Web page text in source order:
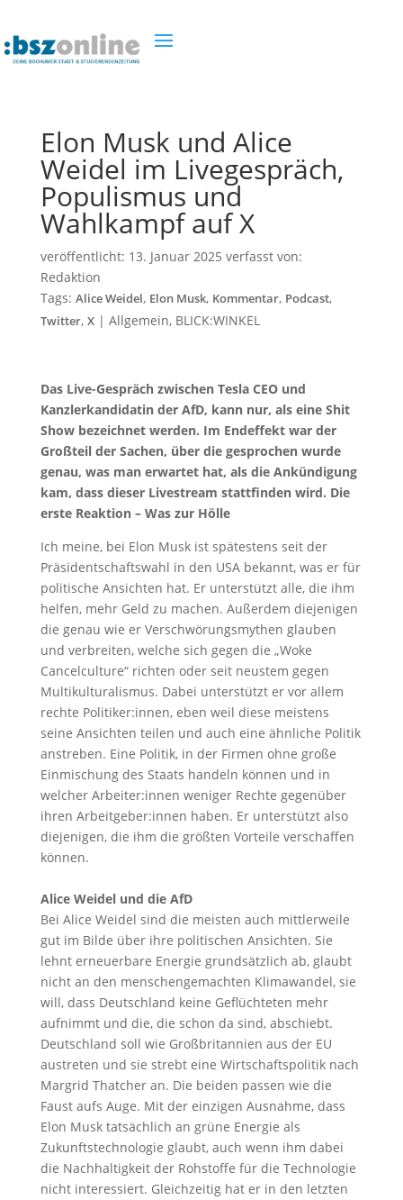
Elon Musk und Alice
Weidel im Livegespräch,
Populismus und
Wahlkampf auf X
veröffentlicht: 13. Januar 2025 verfasst von:
Redaktion
Tags: Alice Weidel, Elon Musk, Kommentar, Podcast,
Twitter, X| Allgemein, BLICK:WINKEL
Das Live-Gespräch zwischen Tesla CEO und
Kanzlerkandidatin der AfD, kann nur, als eine Shit
Show bezeichnet werden. Im Endeffekt war der
Großteil der Sachen, über die gesprochen wurde
genau, was man erwartet hat, als die Ankündigung
kam, dass dieser Livestream stattfinden wird. Die
erste Reaktion – Was zur Hölle
Ich meine, bei Elon Musk ist spätestens seit der
Präsidentschaftswahl in den USA bekannt, was er für
politische Ansichten hat. Er unterstützt alle, die ihm
helfen, mehr Geld zu machen. Außerdem diejenigen
die genau wie er Verschwörungsmythen glauben
und verbreiten, welche sich gegen die „Woke
Cancelculture“ richten oder seit neustem gegen
Multikulturalismus. Dabei unterstützt er vor allem
rechte Politiker:innen, eben weil diese meistens
seine Ansichten teilen und auch eine ähnliche Politik
anstreben. Eine Politik, in der Firmen ohne große
Einmischung des Staats handeln können und in
welcher Arbeiter:innen weniger Rechte gegenüber
ihren Arbeitgeber:innen haben. Er unterstützt also
diejenigen, die ihm die größten Vorteile verschaffen
können.
Alice Weidel und die AfD
Bei Alice Weidel sind die meisten auch mittlerweile
gut im Bilde über ihre politischen Ansichten. Sie
lehnt erneuerbare Energie grundsätzlich ab, glaubt
nicht an den menschengemachten Klimawandel, sie
will, dass Deutschland keine Geflüchteten mehr
aufnimmt und die, die schon da sind, abschiebt.
Deutschland soll wie Großbritannien aus der EU
austreten und sie strebt eine Wirtschaftspolitik nach
Margrid Thatcher an. Die beiden passen wie die
Faust aufs Auge. Mit der einzigen Ausnahme, dass
Elon Musk tatsächlich an grüne Energie als
Zukunftstechnologie glaubt, auch wenn ihm dabei
die Nachhaltigkeit der Rohstoffe für die Technologie
nicht interessiert. Gleichzeitig hat er in den letzten